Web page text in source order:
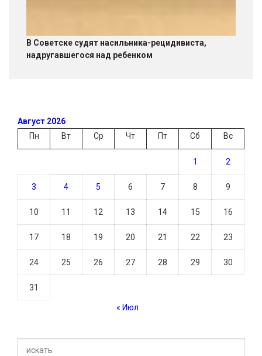
В Советске судят насильника-рецидивиста,
надругавшегося над ребенком
Август 2026
Пн
Вт Ср Чт Пт Сб Вс
1 2
3 4 5 6 7 8 9
10 11 12 13 14 15 16
17 18 19 20 21 22 23
24 25 26 27 28 29 30
31
« Июл